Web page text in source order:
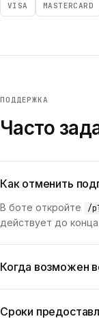
VISA MASTERCARD
ПОДДЕРЖКА
Часто
Как отменить
В боте откройте /
действует до
Когда возможен
Сроки